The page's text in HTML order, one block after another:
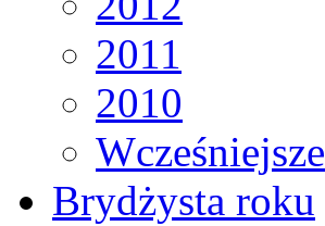
2011
2010
Wcześniejsze
Brydżysta roku